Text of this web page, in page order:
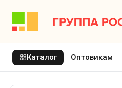
Каталог Оптовикам